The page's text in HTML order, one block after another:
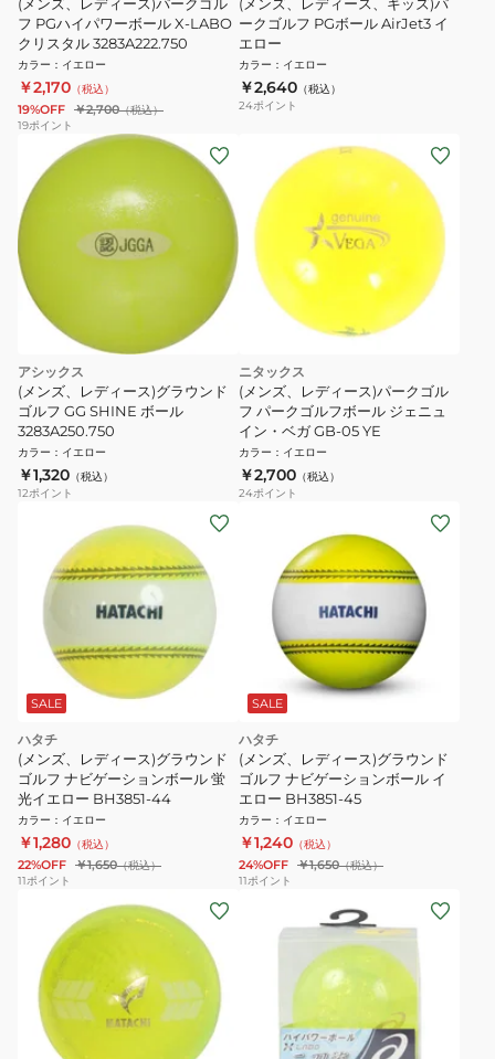
フ PGハイパワーボール X-LABO
クリスタル 3283A222.750
カラー ： イエロー
￥2,170 （税込）
19%OFF ￥2,700（税込）
19ポイント
ークゴルフ PGボール AirJet3 イ
エロー
カラー ： イエロー
￥2,640 （税込）
24ポイント
アシックス
(メンズ、レディース)グラウンド
ゴルフ GG SHINE ボール
3283A250.750
カラー ： イエロー
￥1,320 （税込）
12ポイント
ニタックス
(メンズ、レディース)パークゴル
フ パークゴルフボール ジェニュ
イン・ベガ GB-05 YE
カラー ： イエロー
￥2,700 （税込）
24ポイント
SALE
ハタチ
(メンズ、レディース)グラウンド
ゴルフ ナビゲーションボール 蛍
光イエロー BH3851-44
カラー ： イエロー
￥1,280 （税込）
22%OFF ￥1,650（税込）
11ポイント
SALE
ハタチ
(メンズ、レディース)グラウンド
ゴルフ ナビゲーションボール イ
エロー BH3851-45
カラー ： イエロー
￥1,240 （税込）
24%OFF ￥1,650（税込）
11ポイント